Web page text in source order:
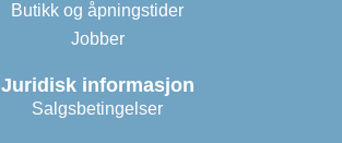
Butikk og åpningstider
Jobber
Juridisk informasjon
Salgsbetingelser